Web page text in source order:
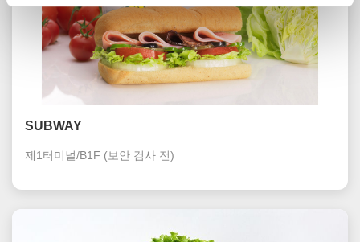
SUBWAY
제1터미널/B1F (보안 검사 전)